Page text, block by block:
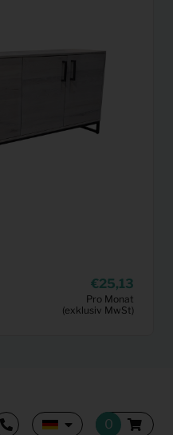
25,13
Pro Monat
(exklusiv MwSt)